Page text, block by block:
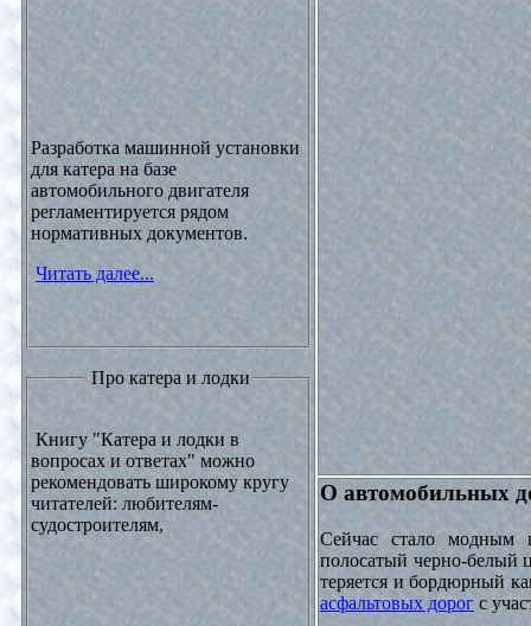
Разработка машинной установки
для катера на базе
автомобильного двигателя
регламентируется рядом
нормативных документов.
Читать далее...
Про катера и лодки
Книгу "Катера и лодки в
вопросах и ответах" можно
рекомендовать широкому кругу
читателей: любителям-
судостроителям,
О автомобильных
Сейчас стало модным
полосатый черно-белый
теряется и бордюрный
асфальтовых дорог с